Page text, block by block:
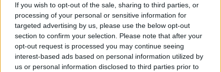
If you wish to opt-out of the sale, sharing to third parties, or
processing of your personal or sensitive information for
targeted advertising by us, please use the below opt-out
section to confirm your selection. Please note that after your
opt-out request is processed you may continue seeing
interest-based ads based on personal information utilized by
us or personal information disclosed to third parties prior to